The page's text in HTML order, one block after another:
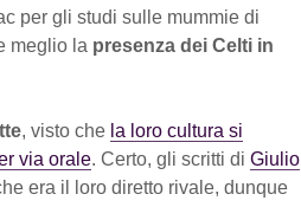
per gli studi sulle mummie di
meglio la presenza dei Celti in
, visto che la loro cultura si
via orale. Certo, gli scritti di Giulio
era il loro diretto rivale, dunque